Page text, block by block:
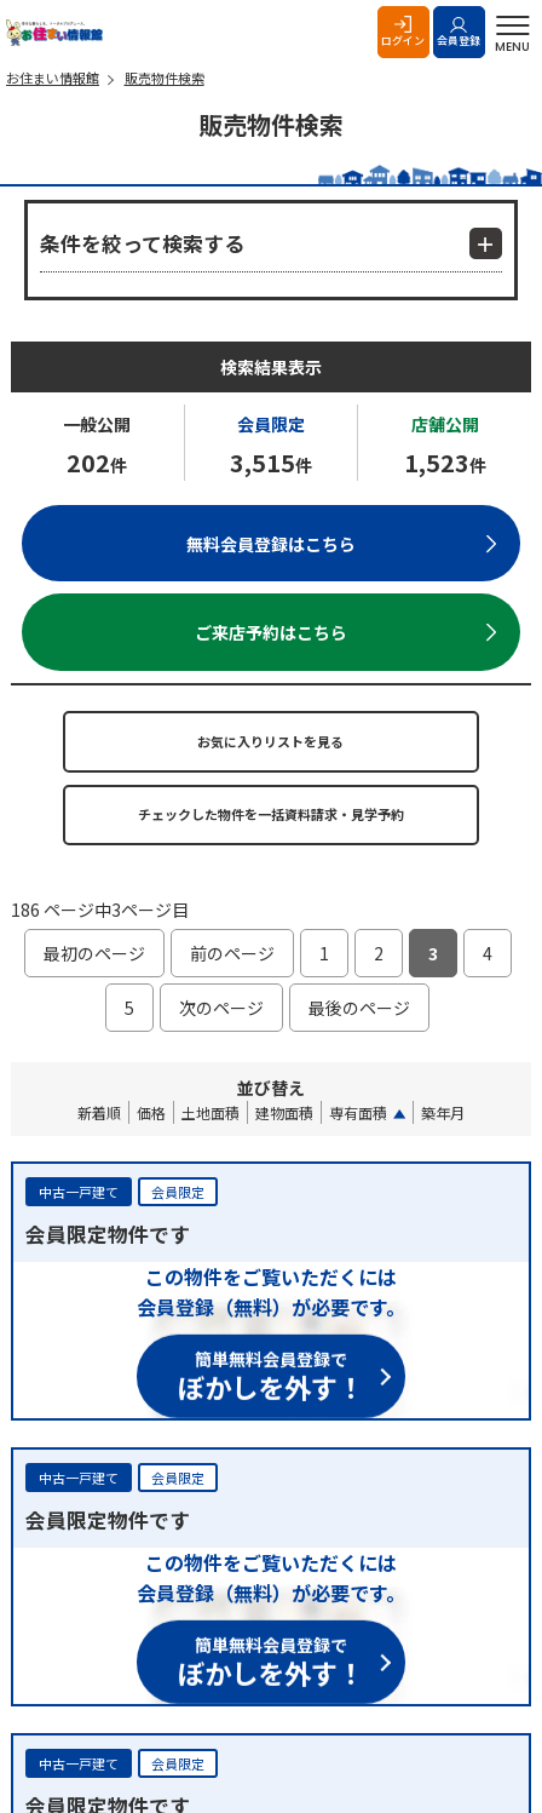
ログイン 会員登録 MENU
お住まい情報館 販売物件検索
販売物件検索
条件を絞って検索する
検索結果表示
一般公開
202件
会員限定
3,515件
店舗公開
1,523件
無料会員登録はこちら
ご来店予約はこちら
お気に入りリストを見る
186 ページ中3ページ目
最初のページ
前のページ 1 2 3 4
5 次のページ 最後のページ
並び替え
新着順 価格 土地面積 建物面積 専有面積 築年月
中古一戸建て 会員限定
会員限定物件です
この物件をご覧いただくには
会員登録（無料）が必要です。
簡単無料会員登録で
ぼかしを外す！
中古一戸建て 会員限定
会員限定物件です
この物件をご覧いただくには
会員登録（無料）が必要です。
簡単無料会員登録で
ぼかしを外す！
中古一戸建て 会員限定
会員限定物件です